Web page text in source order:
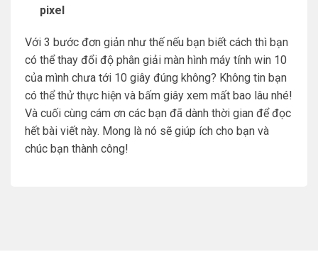
pixel
Với 3 bước đơn giản như thế nếu bạn biết cách thì bạn
có thể thay đổi độ phân giải màn hình máy tính win 10
của mình chưa tới 10 giây đúng không? Không tin bạn
có thể thử thực hiện và bấm giây xem mất bao lâu nhé!
Và cuối cùng cám ơn các bạn đã dành thời gian để đọc
hết bài viết này. Mong là nó sẽ giúp ích cho bạn và
chúc bạn thành công!